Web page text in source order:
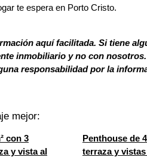
te espera en Porto Cristo.
aquí facilitada. Si tiene
inmobiliario y no con nosotros.
responsabilidad por la
mejor:
con 3
y vista al
Penthouse de
terraza y